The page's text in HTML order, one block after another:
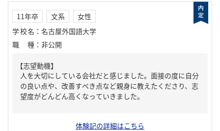
11年卒 文系
女性
学校名 ： 名古屋外国語大学
職種 ： 非公開
【志望動機】
人を大切にしている会社だと感じました。面接の度に自分
の良い点や、改善すべき点など親身に教えたくださり、志
望度がどんどん高くなっていきました。
体験記の詳細はこちら